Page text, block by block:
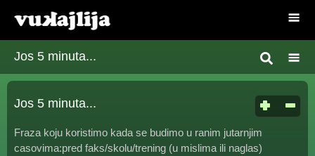
Jos 5 minuta...
Jos 5 minuta...
Fraza koju koristimo kada se budimo u ranim jutarnjim
casovima:pred faks/skolu/trening (u mislima ili naglas)